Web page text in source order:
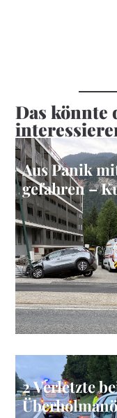
Das könnte
Aus Panik
gefahren –
2 Verletzte